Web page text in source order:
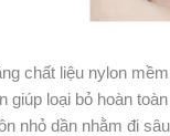
chất liệu nylon
giúp loại bỏ hoàn
nhỏ dần nhằm đi